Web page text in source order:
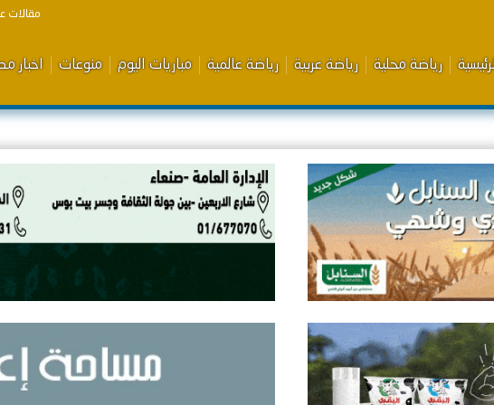
مقالات
رياضة محلية رياضة عربية رياضة عالمية مباريات اليوم منوعات اخبار